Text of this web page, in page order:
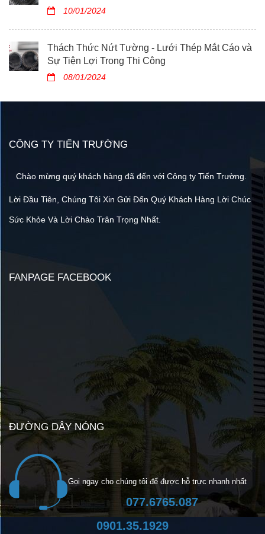
10/01/2024
Thách Thức Nứt Tường - Lưới Thép Mắt Cáo và
Sự Tiện Lợi Trong Thi Công
08/01/2024
CÔNG TY TIẾN TRƯỜNG
Chào mừng quý khách hàng đã đến với Công ty Tiến Trường.
Lời Đầu Tiên, Chúng Tôi Xin Gửi Đến Quý Khách Hàng Lời Chúc
Sức Khỏe Và Lời Chào Trân Trọng Nhất.
FANPAGE FACEBOOK
ĐƯỜNG DÂY NÓNG
Gọi ngay cho chúng tôi để được hỗ trực nhanh nhất
077.6765.087
0901.35.1929